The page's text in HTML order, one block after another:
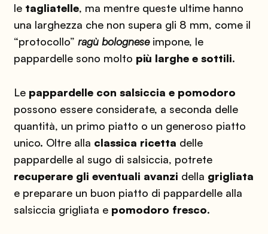
le tagliatelle, ma mentre queste ultime hanno
una larghezza che non supera gli 8 mm, come il
“protocollo” ragù bologneseimpone, le
pappardelle sono molto più larghe e sottili.
Le pappardelle con salsiccia e pomodoro
possono essere considerate, a seconda delle
quantità, un primo piatto o un generoso piatto
unico. Oltre alla classica ricetta delle
pappardelle al sugo di salsiccia, potrete
recuperare gli eventuali avanzi della grigliata
e preparare un buon piatto di pappardelle alla
salsiccia grigliata e pomodoro fresco.